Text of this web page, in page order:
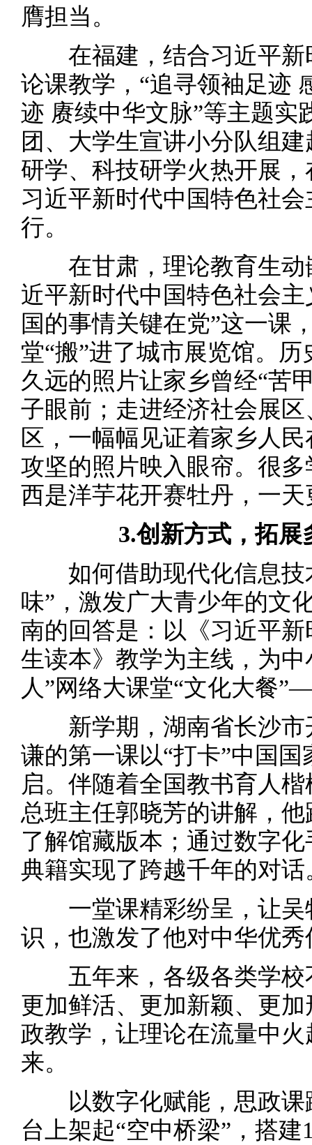
膺担当。
在福建，结合习近平新
论课教学，“追寻领袖足迹
迹 赓续中华文脉”等主题实
团、大学生宣讲小分队组
研学、科技研学火热开展
习近平新时代中国特色社
行。
在甘肃，理论教育生动
近平新时代中国特色社会
国的事情关键在党”这一课
堂“搬”进了城市展览馆。
久远的照片让家乡曾经“苦
子眼前；走进经济社会展
区，一幅幅见证着家乡人
攻坚的照片映入眼帘。很
西是洋芋花开赛牡丹，一天
3.创新方式，拓展
如何借助现代化信息技
味”，激发广大青少年的文
南的回答是：以《习近平
生读本》教学为主线，为
人”网络大课堂“文化大餐
新学期，湖南省长沙市
谦的第一课以“打卡”中国
启。伴随着全国教书育人
总班主任郭晓芳的讲解，
了解馆藏版本；通过数字
典籍实现了跨越千年的对话
一堂课精彩纷呈，让吴
识，也激发了他对中华优
五年来，各级各类学校
更加鲜活、更加新颖、更
政教学，让理论在流量中
来。
以数字化赋能，思政课
台上架起“空中桥梁”，搭